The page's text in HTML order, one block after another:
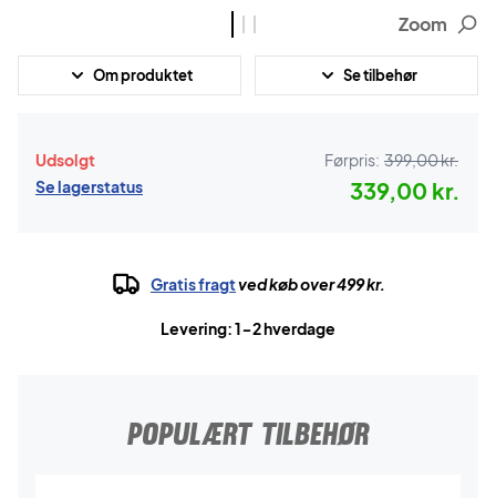
Zoom
Om produktet Se tilbehør
Udsolgt
Se lagerstatus
Førpris: 399,00 kr.
339,00 kr.
Gratis fragtved køb over 499 kr.
Levering: 1-2 hverdage
POPULÆRT TILBEHØR